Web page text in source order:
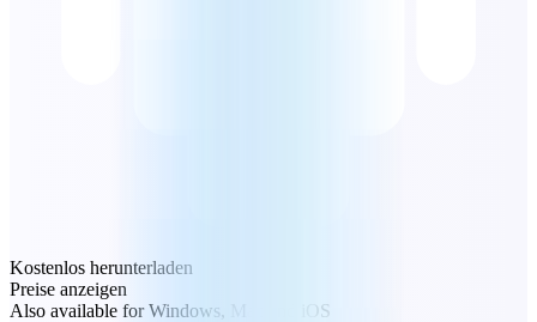
Kostenlos herunterladen
Preise anzeigen
Also available for Windows, Mac and iOS